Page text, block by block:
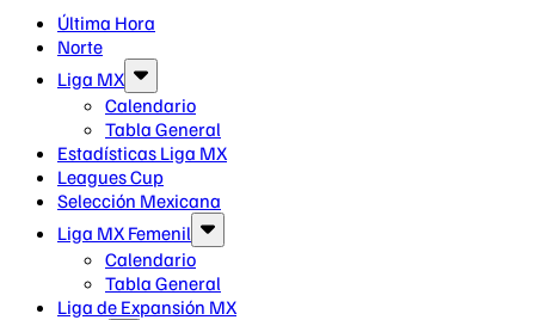
Última Hora
Norte
Liga MX
Calendario
Tabla General
Estadísticas Liga MX
Leagues Cup
Selección Mexicana
Liga MX Femenil
Calendario
Tabla General
Liga de Expansión MX